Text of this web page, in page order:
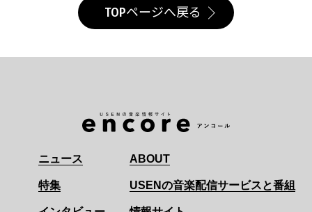
TOPページへ戻る
ニュース
特集
ABOUT
USENの音楽配信サービスと番組